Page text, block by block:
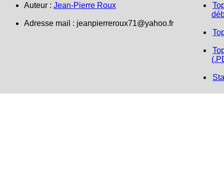
Auteur : Jean-Pierre Roux
Adresse mail : jeanpierreroux71@yahoo.fr